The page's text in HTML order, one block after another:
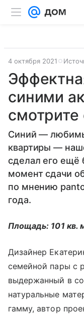
4 октября 2021
синими
смотрите
Синий —
квартиры —
сделал его ещё
момент сдачи
по мнению
года.
Площадь: 101 кв.
Дизайнер
семейной пары с
выдержанный в
натуральные
гамму, автор